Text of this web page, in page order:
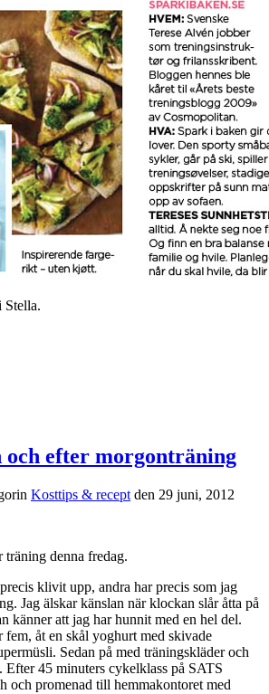
och efter morgonträning
Kosttips & recept den 29 juni, 2012
denna fredag.
klivit upp, andra har precis som jag
Jag älskar känslan när klockan slår åtta på
känner att jag har hunnit med en hel del.
fem, åt en skål yoghurt med skivade
Sedan på med träningskläder och
Efter 45 minuters cykelklass på SATS
och promenad till hemmakontoret med